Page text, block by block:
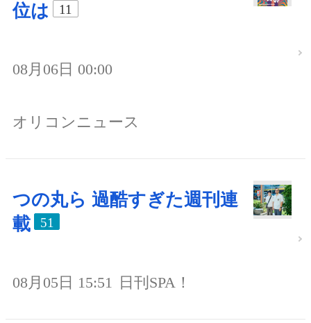
位は
11
08月06日 00:00
オリコンニュース
つの丸ら 過酷すぎた週刊連
載
51
08月05日 15:51 日刊SPA！